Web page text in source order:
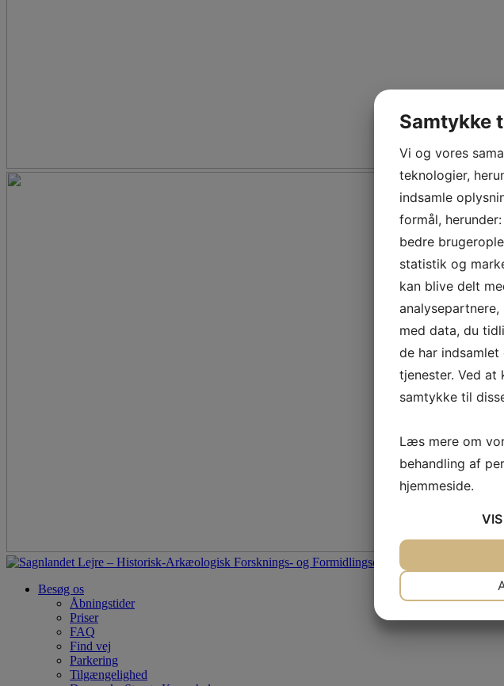
Besøg os
Åbningstider
Priser
FAQ
Find vej
Parkering
Tilgængelighed
Samtykke
Vi og vores
teknologier,
indsamle
formål,
bedre
statistik og
kan blive delt
med data, du
de har
tjenester. Ved at
samtykke til
Læs mere om
behandling af
hjemmeside.
VIS